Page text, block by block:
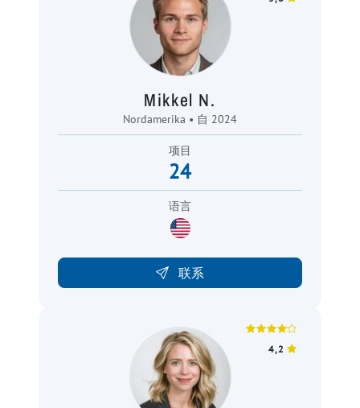
Mikkel N.
Nordamerika • 自 2024
项目
24
语言
联系
4,2